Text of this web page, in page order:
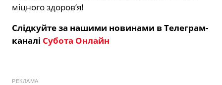
міцного здоров’я!
Слідкуйте за нашими новинами в Телеграм-
каналі Субота Онлайн
РЕКЛАМА